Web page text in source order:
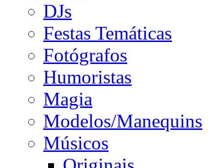
DJs
Festas Temáticas
Fotógrafos
Humoristas
Magia
Modelos/Manequins
Músicos